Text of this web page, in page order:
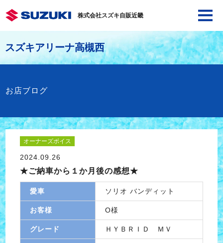
株式会社スズキ自販近畿
スズキアリーナ高槻西
お店ブログ
オーナーズボイス
2024.09.26
★ご納車から１か月後の感想★
愛車 ソリオ バンディット
お客様 O様
グレード ＨＹＢＲＩＤ ＭＶ